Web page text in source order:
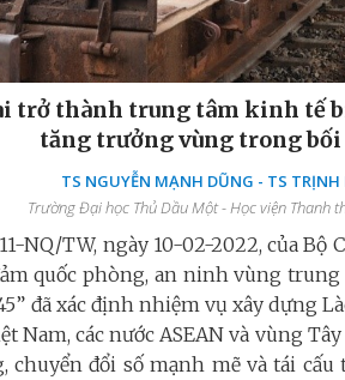
trở thành trung tâm kinh tế
tăng trưởng vùng trong
TS NGUYỄN MẠNH DŨNG - TS
Trường Đại học Thủ Dầu Một - Học viện Thanh
NQ/TW, ngày 10-02-2022, của
quốc phòng, an ninh vùng trung
đã xác định nhiệm vụ xây dựng
Nam, các nước ASEAN và vùng
chuyển đổi số mạnh mẽ và tái